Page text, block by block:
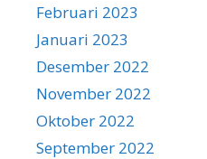
Februari 2023
Januari 2023
Desember 2022
November 2022
Oktober 2022
September 2022